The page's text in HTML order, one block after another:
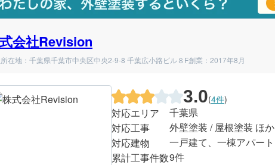
会社Revision
在地：千葉県千葉市中央区中央2-9-8 千葉広小路ビル８F創業：2017年8月
3.0(4件)
対応エリア
千葉県
対応工事
外壁塗装 / 屋根塗装 ほか
対応建物
一戸建て、一棟アパート
累計工事件数9件